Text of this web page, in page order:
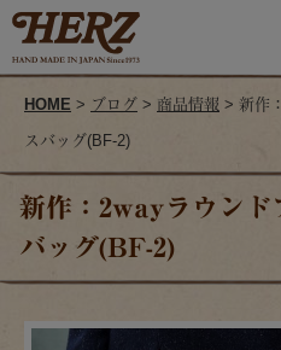
HOME > ブログ > 商品情報 > 新作
スバッグ(BF-2)
新作：2wayラウンド
バッグ(BF-2)